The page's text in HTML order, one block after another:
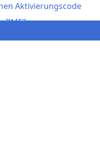
Aktivierungscode